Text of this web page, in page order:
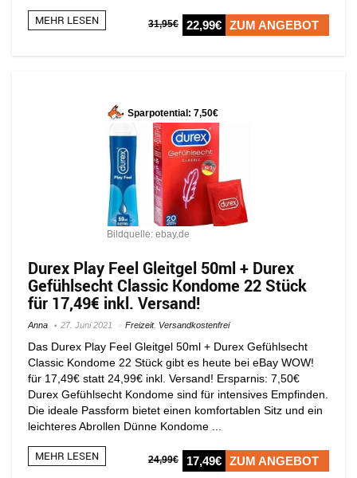
MEHR LESEN 31,95€ 22,99€ ZUM ANGEBOT
Sparpotential: 7,50€
Bildquelle: ebay.de
Durex Play Feel Gleitgel 50ml + Durex
Gefühlsecht Classic Kondome 22 Stück
für 17,49€ inkl. Versand!
Anna 27. Juni 2021 Freizeit, Versandkostenfrei
Das Durex Play Feel Gleitgel 50ml + Durex Gefühlsecht
Classic Kondome 22 Stück gibt es heute bei eBay WOW!
für 17,49€ statt 24,99€ inkl. Versand! Ersparnis: 7,50€
Durex Gefühlsecht Kondome sind für intensives Empfinden.
Die ideale Passform bietet einen komfortablen Sitz und ein
leichteres Abrollen Dünne Kondome ...
MEHR LESEN 24,99€ 17,49€ ZUM ANGEBOT